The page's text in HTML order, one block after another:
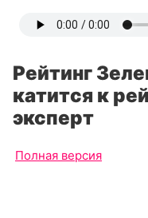
Рейтинг
катится к
эксперт
Полная версия